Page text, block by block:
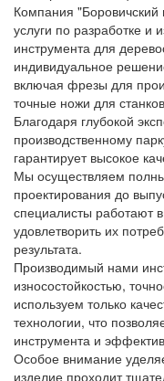
Компания "Боровичский
услуги по разработке и
инструмента для
индивидуальное
включая фрезы для
точные ножи для
Благодаря глубокой
производственному
гарантирует высокое
Мы осуществляем
проектирования до
специалисты работают
удовлетворить их
результата.
Производимый нами
износостойкостью,
используем только
технологии, что
инструмента и
Особое внимание
изделие проходит